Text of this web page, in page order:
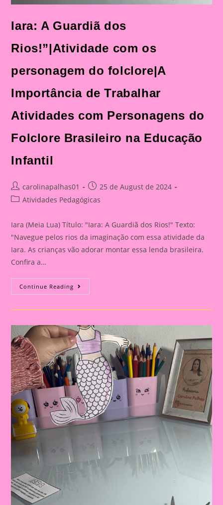
Iara: A Guardiã dos
Rios!”|Atividade com os
personagem do folclore|A
Importância de Trabalhar
Atividades com Personagens do
Folclore Brasileiro na Educação
Infantil
Post
author:
carolinapalhas01
Post
published:
25 de August de 2024
PostAtividades Pedagógicas
Iara (Meia Lua) Título: "Iara: A Guardiã dos Rios!" Texto:
"Navegue pelos rios da imaginação com essa atividade da
Iara. As crianças vão adorar montar essa lenda brasileira.
Confira a…
Continue Reading Iara:
A
Dos
Os
Personagem
Do
Folclore|A
Importância
De
Trabalhar
Atividades
Com
Personagens
Do
Folclore
Brasileiro
Na
Educação